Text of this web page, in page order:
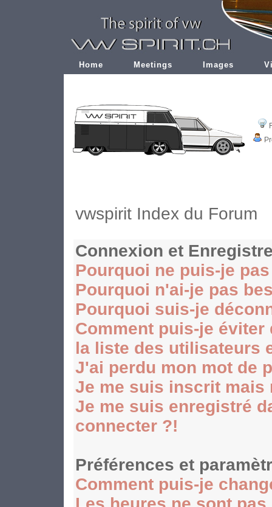
Home Meetings Images
vwspirit Index du Forum
Connexion et
Pourquoi ne puis-je
Pourquoi n'ai-je pas
Pourquoi suis-je
Comment puis-je
la liste des utilisateurs
J'ai perdu mon mot de
Je me suis inscrit mais
Je me suis enregistré
connecter ?!
Préférences et
Comment puis-je